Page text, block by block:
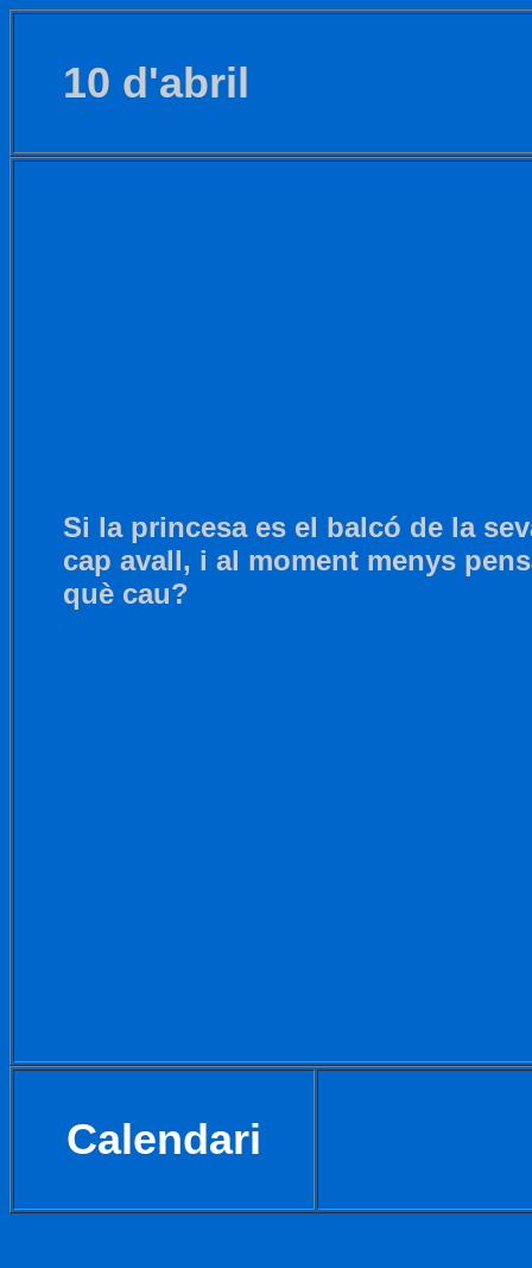
10 d'abril
Si la princesa es el balcó de la
cap avall, i al moment menys
què cau?
Calendari